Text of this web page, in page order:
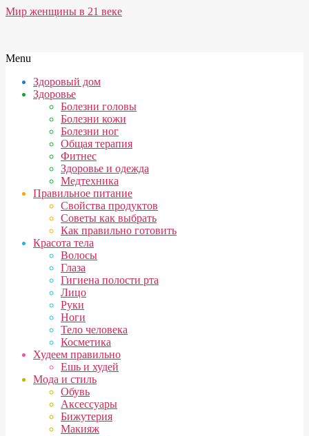
Skip
Мир женщины в 21 веке
Secondary
Menu
Menu
Здоровый дом
Здоровье
Болезни головы
Болезни кожи
Болезни ног
Общая терапия
Фитнес
Здоровье и одежда
Медтехника
Правильное питание
Свойства продуктов
Советы как выбрать
Как правильно готовить
Красота тела
Волосы
Глаза
Гигиена полости рта
Лицо
Руки
Ноги
Тело человека
Косметика
Худеем правильно
Ешь и худей
Мода и стиль
Обувь
Аксессуары
Бижутерия
Макияж